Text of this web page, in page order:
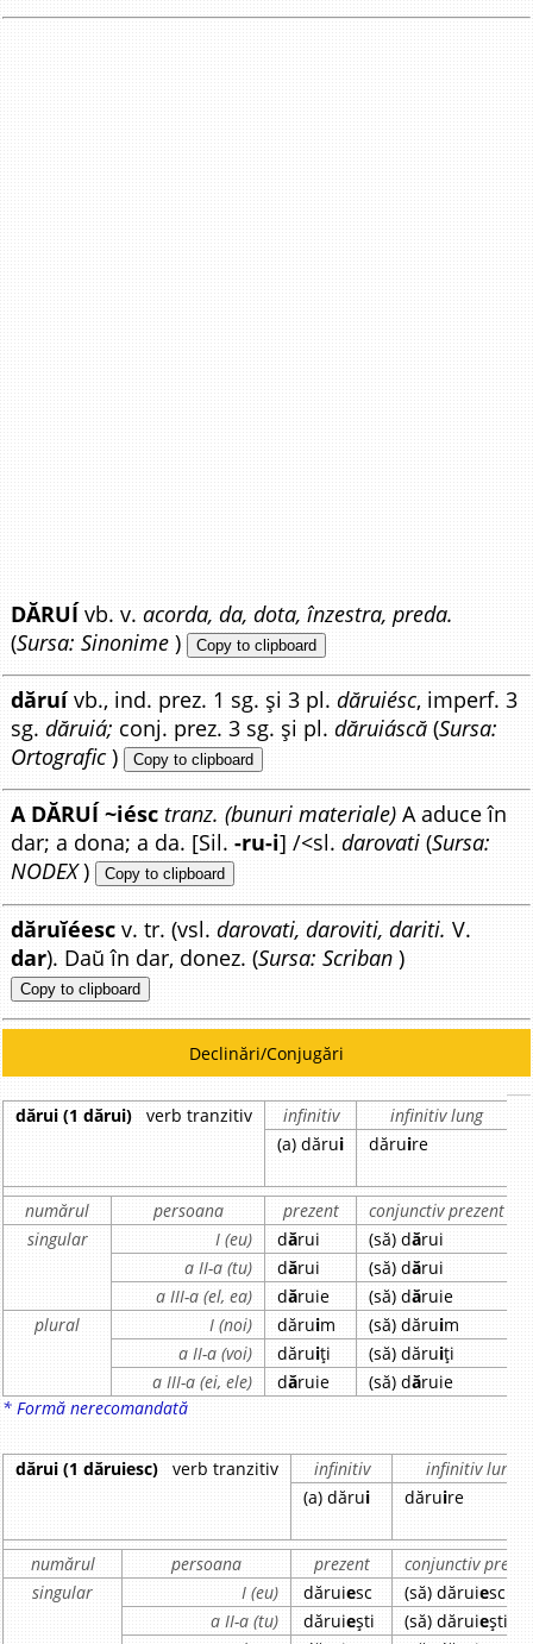
DĂRUÍ vb. v.acorda, da, dota, înzestra, preda.
(Sursa: Sinonime ) Copy to clipboard
dăruívb., ind. prez. 1 sg. și 3 pl.dăruiésc, imperf. 3
sg.dăruiá; conj. prez. 3 sg. și pl.dăruiáscă (Sursa:
Ortografic ) Copy to clipboard
A DĂRUÍ ~iésc tranz. (bunuri materiale)A aduce în
dar; a dona; a da. [Sil.-ru-i] /<sl. darovati (Sursa:
NODEX) Copy to clipboard
dăruĭéesc v. tr. (vsl.darovati, daroviti, dariti. V.
dar). Daŭ în dar, donez. (Sursa: Scriban )
Copy to clipboard
Declinări/Conjugări
dărui (1 dărui) verb tranzitiv infinitiv infinitiv lung
(a) dărui dăruire
numărul persoana prezent conjunctiv prezent
singular
I (eu) dărui (să) dărui
a II-a (tu)
dărui (să) dărui
a III-a (el, ea)
dăruie (să) dăruie
plural
I (noi) dăruim (să) dăruim
a II-a (voi)
dăruiți (să) dăruiți
a III-a (ei, ele)
dăruie (să) dăruie
* Formă nerecomandată
dărui (1 dăruiesc) verb tranzitiv infinitiv
infinitiv lung
(a) dărui dăruire
numărul persoana prezent
conjunctiv
singular
I (eu) dăruiesc (să) dăruiesc
a II-a (tu)
dăruiești (să) dăruiești